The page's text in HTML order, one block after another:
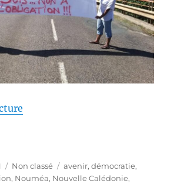
Catégories
Non classé Étiquettes
avenir,démocratie,
, Nouméa, Nouvelle Calédonie,